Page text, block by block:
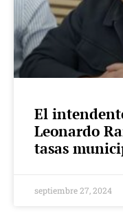
El
Leonardo
tasas
septiembre 27, 2024